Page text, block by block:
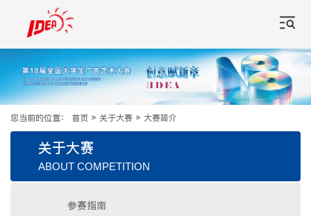
您当前的位置： 首页 » 关于大赛 » 大赛简介
关于大赛
ABOUT COMPETITION
参赛指南